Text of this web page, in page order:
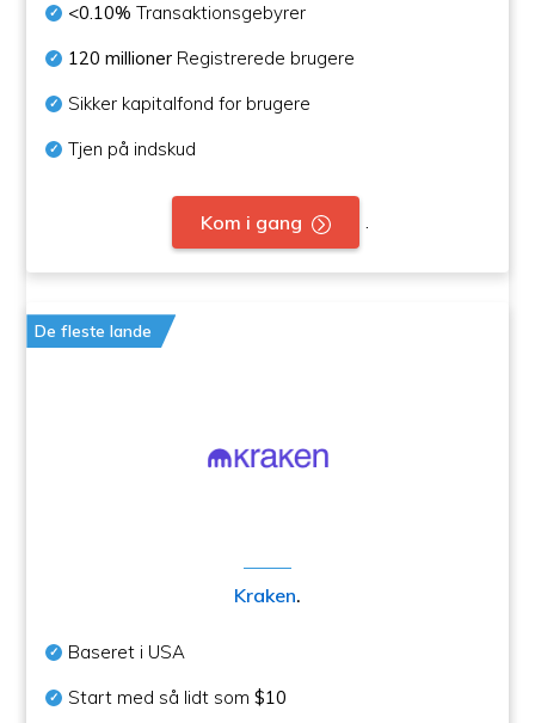
<0.10% Transaktionsgebyrer
120 millioner Registrerede brugere
Sikker kapitalfond for brugere
Tjen på indskud
Kom i gang .
De fleste lande
Kraken.
Baseret i USA
Start med så lidt som$10